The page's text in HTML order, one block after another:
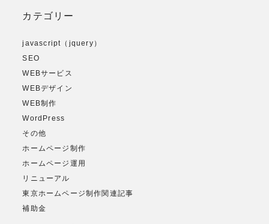
カテゴリー
javascript（jquery）
SEO
WEBサービス
WEBデザイン
WEB制作
WordPress
その他
ホームページ制作
ホームページ運用
リニューアル
東京ホームページ制作関連記事
補助金